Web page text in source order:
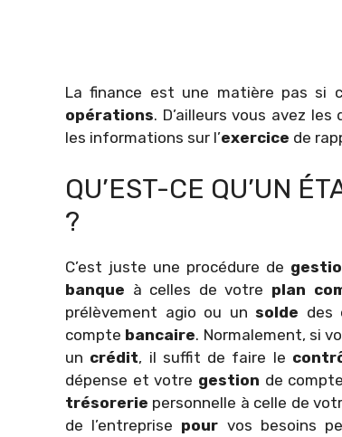
La finance est une matière pas si
opérations. D’ailleurs vous avez
les informations sur l’exercice de
QU’EST-CE QU’UN
?
C’est juste une procédure de
banque à celles de votre plan
prélèvement agio ou un solde des
compte bancaire. Normalement, si
un crédit, il suffit de faire le
dépense et votre gestion de
trésorerie personnelle à celle de
de l’entreprise pour vos besoins